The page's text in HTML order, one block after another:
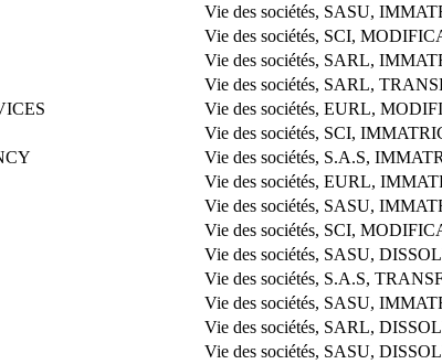
Vie des sociétés, SASU,
Vie des sociétés, SCI,
Vie des sociétés, SARL,
Vie des sociétés, SARL,
Vie des sociétés, EURL,
Vie des sociétés, SCI,
Vie des sociétés, S.A.S,
Vie des sociétés, EURL,
Vie des sociétés, SASU,
Vie des sociétés, SCI,
Vie des sociétés, SASU,
Vie des sociétés, S.A.S,
Vie des sociétés, SASU,
Vie des sociétés, SARL,
Vie des sociétés, SASU,